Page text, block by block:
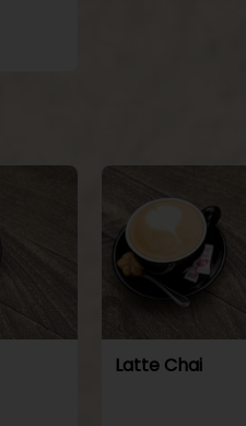
Latte Chai